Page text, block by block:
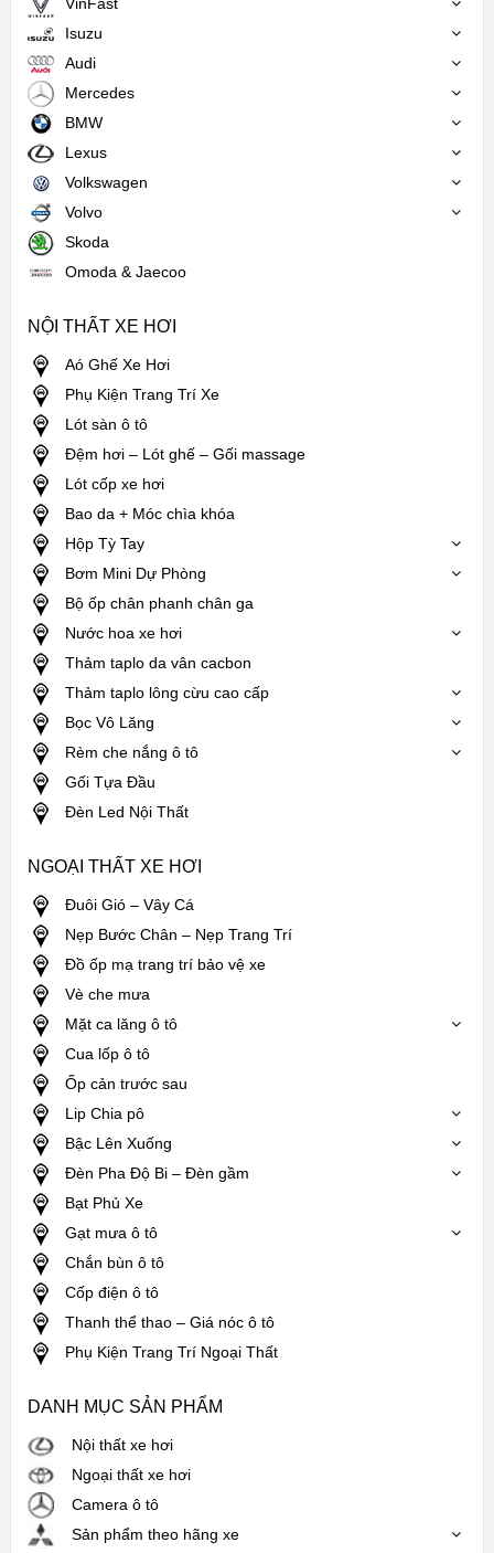
Isuzu
Audi
Mercedes
BMW
Lexus
Volkswagen
Volvo
Skoda
Omoda & Jaecoo
NỘI THẤT XE HƠI
Aó Ghế Xe Hơi
Phụ Kiện Trang Trí Xe
Lót sàn ô tô
Đệm hơi – Lót ghế – Gối massage
Lót cốp xe hơi
Bao da + Móc chìa khóa
Hộp Tỳ Tay
Bơm Mini Dự Phòng
Bộ ốp chân phanh chân ga
Nước hoa xe hơi
Thảm taplo da vân cacbon
Thảm taplo lông cừu cao cấp
Bọc Vô Lăng
Rèm che nắng ô tô
Gối Tựa Đầu
Đèn Led Nội Thất
NGOẠI THẤT XE HƠI
Đuôi Gió – Vây Cá
Nẹp Bước Chân – Nẹp Trang Trí
Đồ ốp mạ trang trí bảo vệ xe
Vè che mưa
Mặt ca lăng ô tô
Cua lốp ô tô
Ốp cản trước sau
Lip Chia pô
Bậc Lên Xuống
Đèn Pha Độ Bi – Đèn gầm
Bạt Phủ Xe
Gạt mưa ô tô
Chắn bùn ô tô
Cốp điện ô tô
Thanh thể thao – Giá nóc ô tô
Phụ Kiện Trang Trí Ngoại Thất
DANH MỤC SẢN PHẨM
Nội thất xe hơi
Ngoại thất xe hơi
Camera ô tô
Sản phẩm theo hãng xe